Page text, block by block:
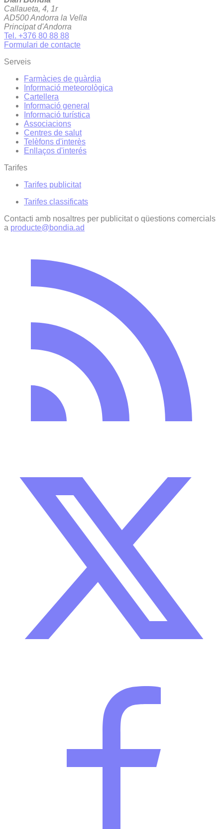
Callaueta, 4, 1r
AD500 Andorra la Vella
Principat d'Andorra
Tel. +376 80 88 88
Formulari de contacte
Serveis
Farmàcies de guàrdia
Informació meteorològica
Cartellera
Informació general
Informació turística
Associacions
Centres de salut
Telèfons d'interès
Enllaços d'interés
Tarifes
Tarifes publicitat
Tarifes classificats
Contacti amb nosaltres per publicitat o qüestions comercials
a producte@bondia.ad